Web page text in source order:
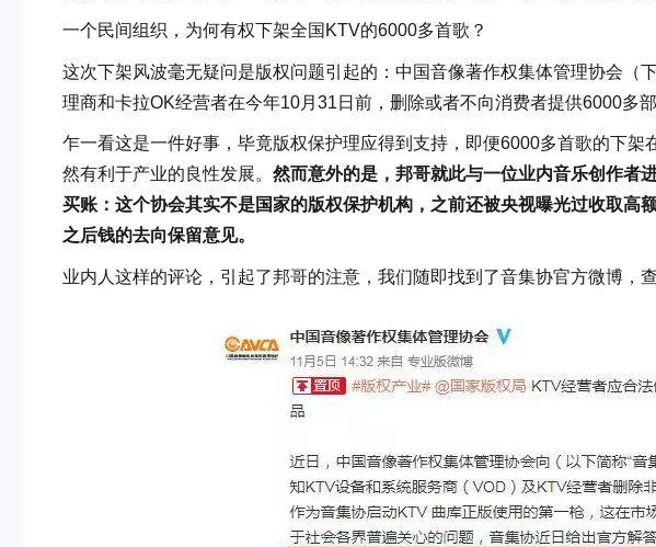
一个民间组织，为何有权下架全国KTV的6000多首歌？
这次下架风波毫无疑问是版权问题引起的：中国音像著作权集体管理协会（
理商和卡拉OK经营者在今年10月31日前，删除或者不向消费者提供6000多部
乍一看这是一件好事，毕竟版权保护理应得到支持，即便6000多首歌的下架
然有利于产业的良性发展。 然而意外的是，邦哥就此与一位业内音乐创作者
买账：这个协会其实不是国家的版权保护机构，之前还被央视曝光过收取高
之后钱的去向保留意见。
业内人这样的评论，引起了邦哥的注意，我们随即找到了音集协官方微博，